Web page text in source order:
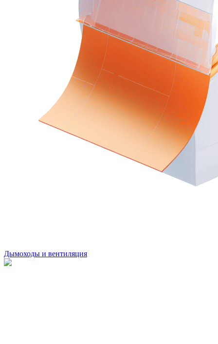
Дымоходы и вентиляция